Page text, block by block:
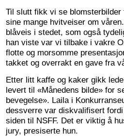
Til slutt fikk vi se
sine mange hvitveiser om
blåveis i stedet, som også
han viste var vi tilbake i vakre
flotte og morsomme
takket og overrakt en gave fra
Etter litt kaffe og kaker gikk
levert til «Månedens bilde» for
bevegelse». Laila i
dessverre var diskvalifisert
siden til NSFF. Det er viktig å
jury, presiserte hun.